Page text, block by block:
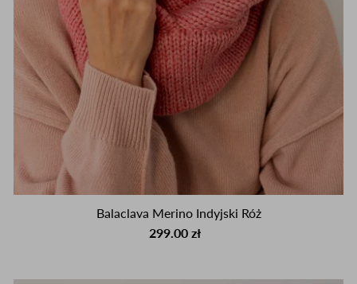
Balaclava Merino Indyjski Róż
299.00 zł